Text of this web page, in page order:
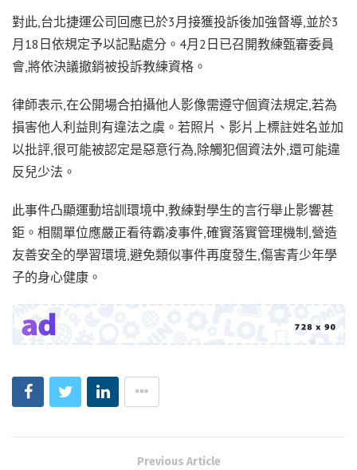
對此,台北捷運公司回應已於3月接獲投訴後加強督導,並於3
月18日依規定予以記點處分。4月2日已召開教練甄審委員
會,將依決議撤銷被投訴教練資格。
律師表示,在公開場合拍攝他人影像需遵守個資法規定,若為
損害他人利益則有違法之虞。若照片、影片上標註姓名並加
以批評,很可能被認定是惡意行為,除觸犯個資法外,還可能違
反兒少法。
此事件凸顯運動培訓環境中,教練對學生的言行舉止影響甚
鉅。相關單位應嚴正看待霸凌事件,確實落實管理機制,營造
友善安全的學習環境,避免類似事件再度發生,傷害青少年學
子的身心健康。
Previous Article